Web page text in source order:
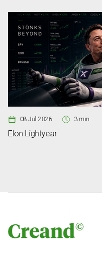
08 Jul 2026 3 min
Elon Lightyear